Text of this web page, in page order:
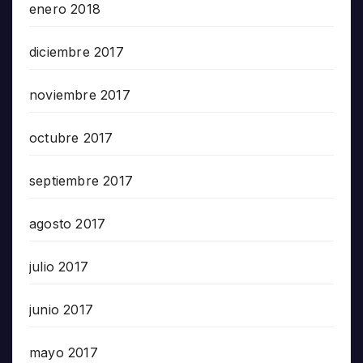
enero 2018
diciembre 2017
noviembre 2017
octubre 2017
septiembre 2017
agosto 2017
julio 2017
junio 2017
mayo 2017